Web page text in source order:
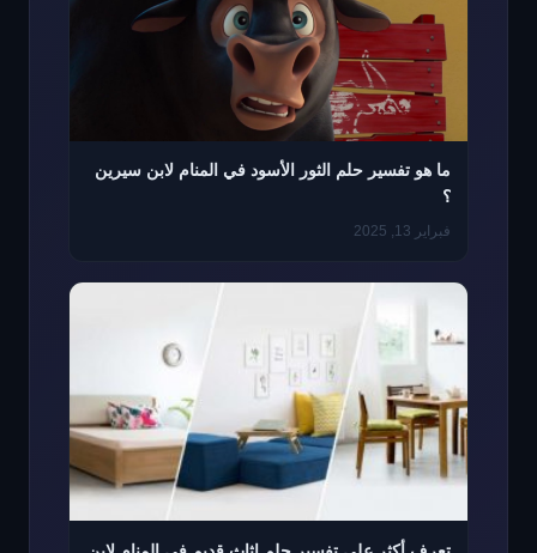
ما هو تفسير حلم الثور الأسود في المنام لابن سيرين
؟
فبراير 13, 2025